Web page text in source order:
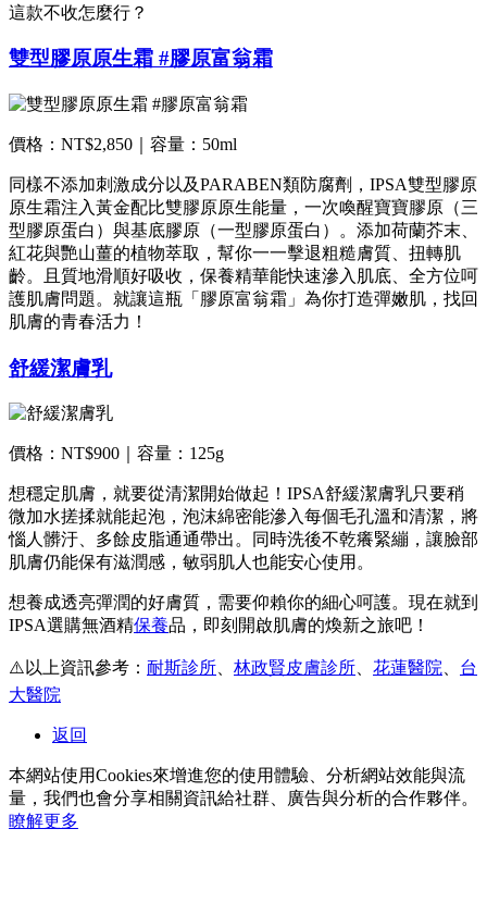
這款不收怎麼行？
雙型膠原原生霜 #膠原富翁霜
價格：NT$2,850｜容量：50ml
同樣不添加刺激成分以及PARABEN類防腐劑，IPSA雙型膠原
原生霜注入黃金配比雙膠原原生能量，一次喚醒寶寶膠原（三
型膠原蛋白）與基底膠原（一型膠原蛋白）。添加荷蘭芥末、
紅花與艷山薑的植物萃取，幫你一一擊退粗糙膚質、扭轉肌
齡。且質地滑順好吸收，保養精華能快速滲入肌底、全方位呵
護肌膚問題。就讓這瓶「膠原富翁霜」為你打造彈嫩肌，找回
肌膚的青春活力！
舒緩潔膚乳
價格：NT$900｜容量：125g
想穩定肌膚，就要從清潔開始做起！IPSA舒緩潔膚乳只要稍
微加水搓揉就能起泡，泡沫綿密能滲入每個毛孔溫和清潔，將
惱人髒汙、多餘皮脂通通帶出。同時洗後不乾癢緊繃，讓臉部
肌膚仍能保有滋潤感，敏弱肌人也能安心使用。
想養成透亮彈潤的好膚質，需要仰賴你的細心呵護。現在就到
IPSA選購無酒精保養品，即刻開啟肌膚的煥新之旅吧！
⚠️以上資訊參考： 耐斯診所 林政賢皮膚診所 花蓮醫院
台
大醫院
返回
本網站使用Cookies來增進您的使用體驗、分析網站效能與流
量，我們也會分享相關資訊給社群、廣告與分析的合作夥伴。
瞭解更多